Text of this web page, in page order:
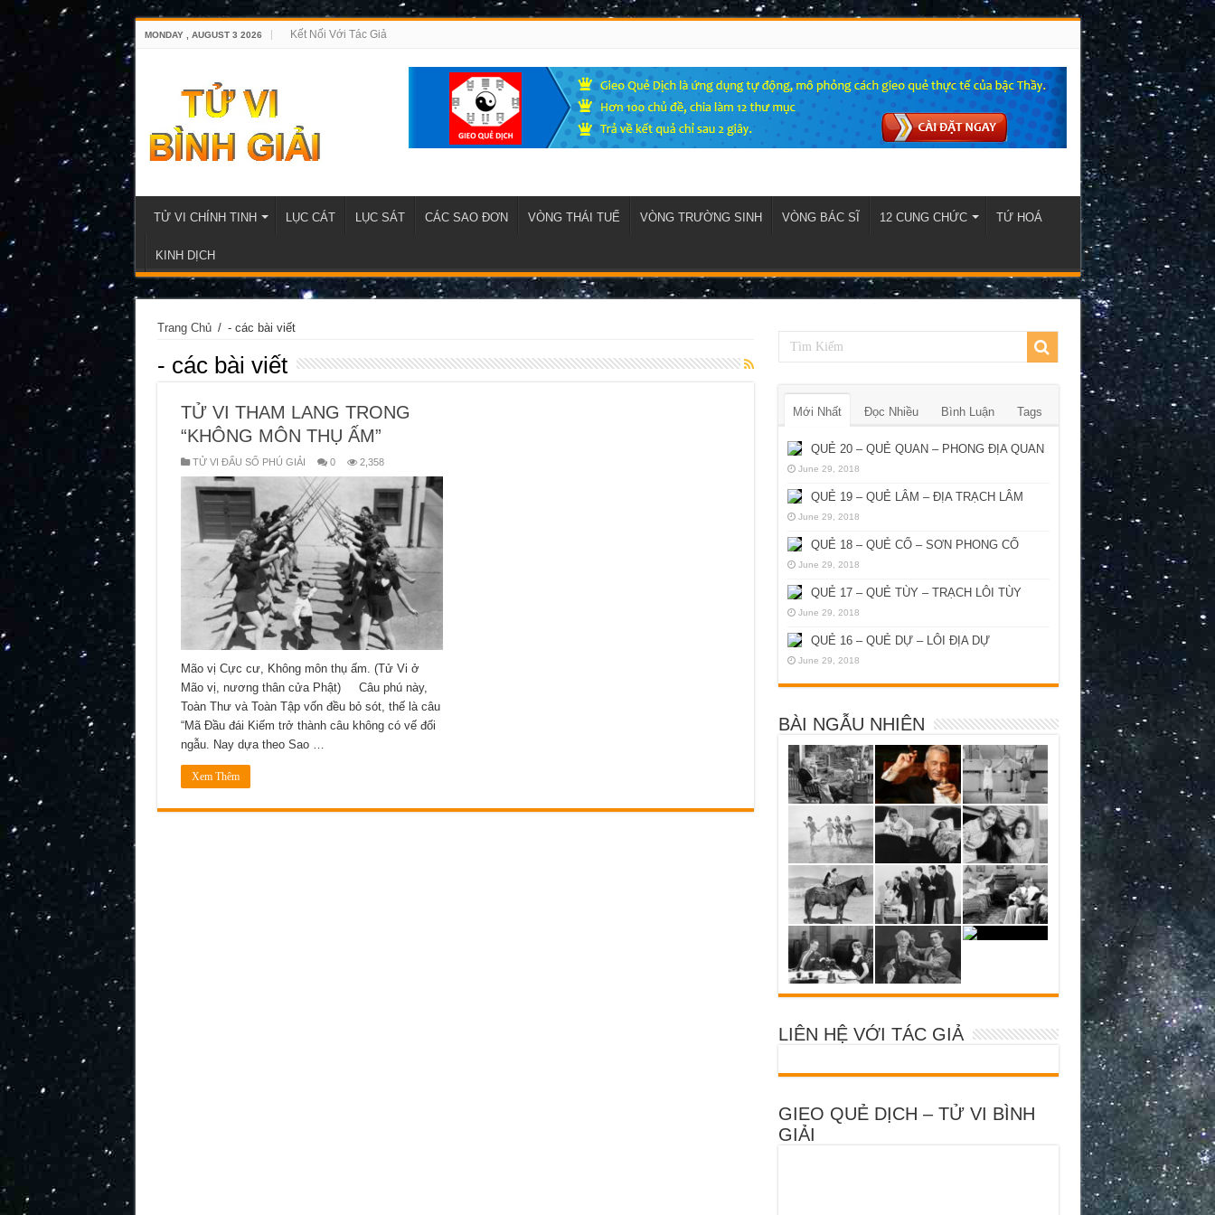
MONDAY , AUGUST 3 2026 Kết Nối Với Tác Giả
TỬ VI CHÍNH TINH LỤC CÁT LỤC SÁT CÁC SAO ĐƠN VÒNG THÁI TUẾ VÒNG TRƯỜNG SINH VÒNG BÁC SĨ 12 CUNG CHỨC TỨ HOÁ
KINH DỊCH
Trang Chủ / - các bài viết
- các bài viết
TỬ VI THAM LANG TRONG
“KHÔNG MÔN THỤ ẤM”
TỬ VI ĐẨU SỐ PHÚ GIẢI 0 2,358
Mão vị Cực cư, Không môn thụ ấm. (Tử Vi ở
Mão vị, nương thân cửa Phật) Câu phú này,
Toàn Thư và Toàn Tập vốn đều bỏ sót, thế là câu
“Mã Đầu đái Kiếm trở thành câu không có vế đối
ngẫu. Nay dựa theo Sao …
Xem Thêm
Mới Nhất Đọc Nhiều Bình Luận Tags
QUẺ 20 – QUẺ QUAN – PHONG ĐỊA QUAN
June 29, 2018
QUẺ 19 – QUẺ LÂM – ĐỊA TRẠCH LÂM
June 29, 2018
QUẺ 18 – QUẺ CỔ – SƠN PHONG CỔ
June 29, 2018
QUẺ 17 – QUẺ TÙY – TRẠCH LÔI TÙY
June 29, 2018
QUẺ 16 – QUẺ DỰ – LÔI ĐỊA DỰ
June 29, 2018
BÀI NGẪU NHIÊN
LIÊN HỆ VỚI TÁC GIẢ
GIEO QUẺ DỊCH – TỬ VI BÌNH
GIẢI